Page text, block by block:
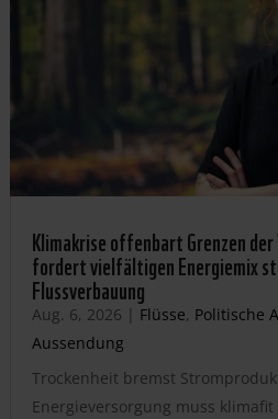
Klimakrise offenbart Grenzen
fordert vielfältigen Energiemix
Flussverbauung
Aug. 6, 2026 | Flüsse, Politische
Aussendung
Trockenheit bremst
Energieversorgung muss